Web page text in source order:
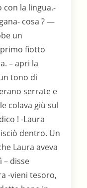
con la lingua.-
cosa ? —
un
fiotto
– apri la
tono di
serrate e
colava giù sul
! -Laura
dentro. Un
Laura aveva
– disse
-vieni tesoro,